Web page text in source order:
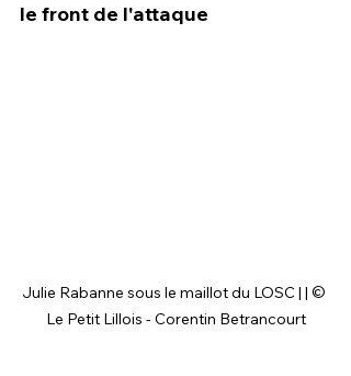
le front de l'attaque
Julie Rabanne sous le maillot du LOSC | | ©
Le Petit Lillois - Corentin Betrancourt